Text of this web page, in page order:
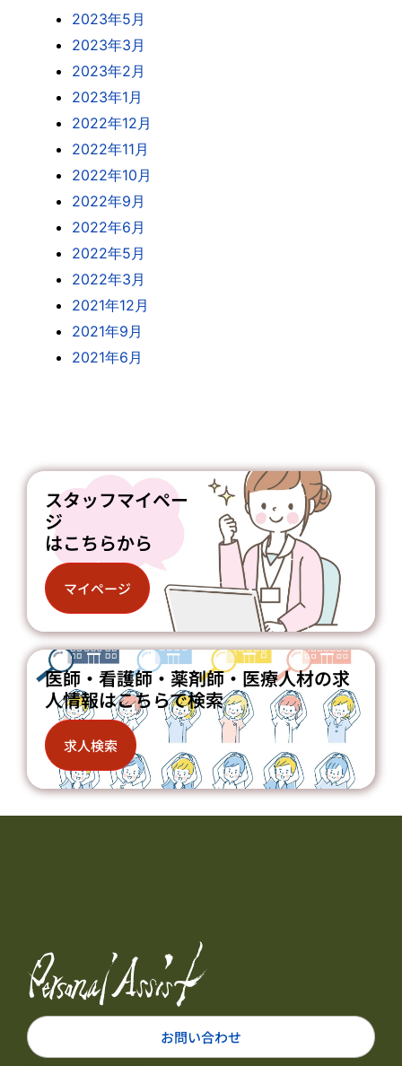
2023年5月
2023年3月
2023年2月
2023年1月
2022年12月
2022年11月
2022年10月
2022年9月
2022年6月
2022年5月
2022年3月
2021年12月
2021年9月
2021年6月
スタッフマイペー
ジ
はこちらから
マイページ
医師・看護師・薬剤師・医療人材の求
人情報はこちらで検索
求人検索
お問い合わせ